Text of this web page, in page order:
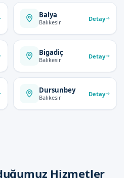
Balya
Balıkesir Detay
Bigadiç
Balıkesir Detay
Dursunbey
Balıkesir Detay
Hizmetler